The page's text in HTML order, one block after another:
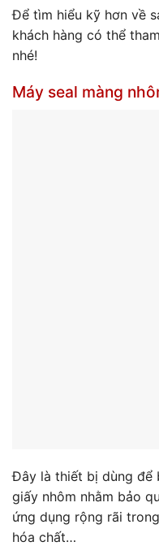
Để tìm hiểu kỹ hơn về
khách hàng có thể
nhé!
Máy seal màng
Đây là thiết bị dùng để
giấy nhôm nhằm bảo
ứng dụng rộng rãi
hóa chất…